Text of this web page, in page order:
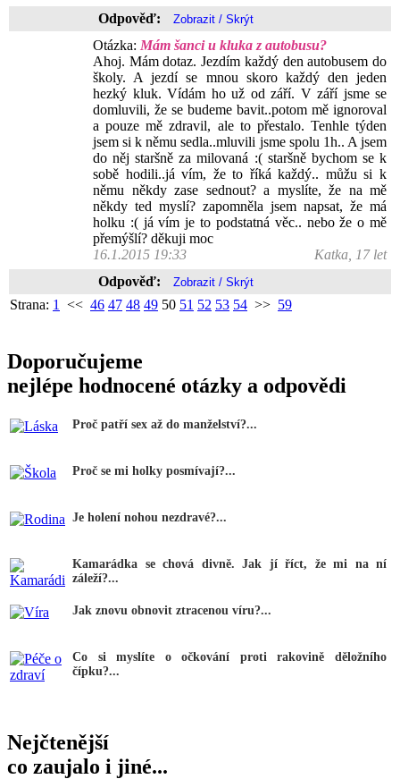
Odpověď:
Otázka: Mám šanci u kluka z autobusu?
Ahoj. Mám dotaz. Jezdím každý den autobusem do
školy. A jezdí se mnou skoro každý den jeden
hezký kluk. Vídám ho už od září. V září jsme se
domluvili, že se budeme bavit..potom mě ignoroval
a pouze mě zdravil, ale to přestalo. Tenhle týden
jsem si k němu sedla..mluvili jsme spolu 1h.. A jsem
do něj staršně za milovaná :( staršně bychom se k
sobě hodili..já vím, že to říká každý.. můžu si k
němu někdy zase sednout? a myslíte, že na mě
někdy ted myslí? zapomněla jsem napsat, že má
holku :( já vím je to podstatná věc.. nebo že o mě
přemýšlí? děkuji moc
16.1.2015 19:33
Katka, 17 let
Odpověď:
Strana: 1 << 46 47 48 49 50 51 52 53 54 >> 59
Doporučujeme
nejlépe hodnocené otázky a odpovědi
Proč patří sex až do manželství?...
Proč se mi holky posmívají?...
Je holení nohou nezdravé?...
Kamarádka se chová divně. Jak jí říct, že mi na ní
záleží?...
Jak znovu obnovit ztracenou víru?...
Co si myslíte o očkování proti rakovině děložního
čípku?...
Nejčtenější
co zaujalo i jiné...